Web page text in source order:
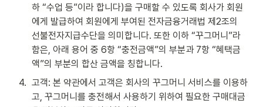
하 “수업 등”이라 합니다)을 구매할 수 있도록 회사가 회원
에게 발급하여 회원에게 부여된 전자금융거래법 제2조의
선불전자지급수단을 의미합니다. 또한 이하 “꾸그머니”라
함은, 아래 용어 중 6항 “충전금액”의 부분과 7항 “혜택금
액”의 부분의 합산 금액을 칭합니다.
4. 고객: 본 약관에서 고객은 회사의 꾸그머니 서비스를 이용하
고, 꾸그머니를 충전해서 사용하기 위하여 필요한 구매대금